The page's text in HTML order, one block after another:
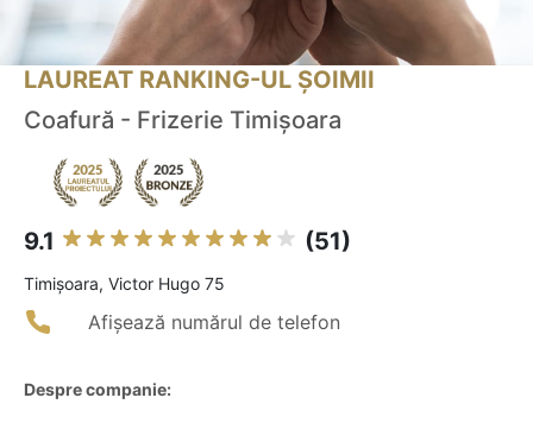
LAUREAT RANKING-UL ȘOIMII
Coafură - Frizerie Timișoara
9.1 (51)
Timişoara, Victor Hugo 75
Afișează numărul de telefon
Despre companie: